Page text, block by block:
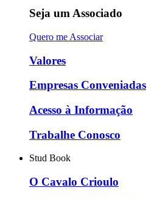
Seja um Associado
Quero me Associar
Valores
Empresas Conveniadas
Acesso à Informação
Trabalhe Conosco
Stud Book
O Cavalo Crioulo